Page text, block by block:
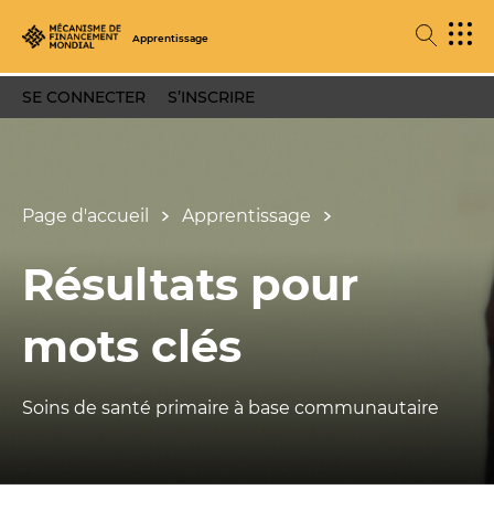
Apprentissage
SE CONNECTER S’INSCRIRE
Page d'accueil Apprentissage
Résultats pour
mots clés
Soins de santé primaire à base communautaire